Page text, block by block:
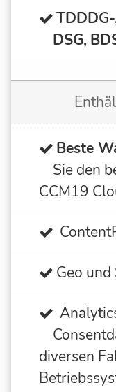
DSG,
Beste
Sie den
CCM19
Geo
diversen